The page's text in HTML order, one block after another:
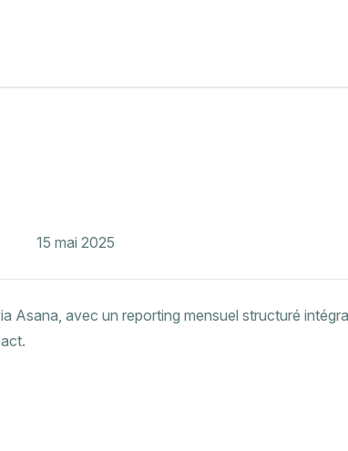
15 mai 2025
Asana, avec un reporting mensuel structuré